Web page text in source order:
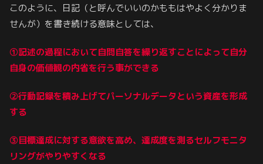
このように、日記（と呼んでいいのかももはやよく分かりま
せんが）を書き続ける意味としては、
①記述の過程において自問自答を繰り返すことによって自分
自身の価値観の内省を行う事ができる
②行動記録を積み上げてパーソナルデータという資産を形成
する
③目標達成に対する意欲を高め、達成度を測るセルフモニタ
リングがやりやすくなる